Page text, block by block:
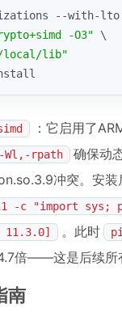
--with-lto
-O3" \
local/lib"
：它启用了
-Wl,-rpath
确保动
冲突。安装
-c "import sys;
11.3.0]
。此时
倍——这是后续所
南